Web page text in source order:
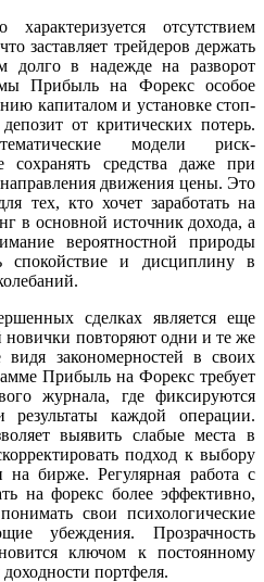
отсутствием
заставляет трейдеров держать
долго в надежде на разворот
Прибыль на Форекс особое
капиталом и установке стоп-
от критических потерь.
модели риск-
сохранять средства даже при
движения цены. Это
тех, кто хочет заработать на
в основной источник дохода, а
вероятностной природы
спокойствие и дисциплину в
сделках является еще
повторяют одни и те же
закономерностей в своих
Прибыль на Форекс требует
журнала, где фиксируются
каждой операции.
выявить слабые места в
подход к выбору
на бирже. Регулярная работа с
на форекс более эффективно,
свои психологические
убеждения. Прозрачность
ключом к постоянному
портфеля.